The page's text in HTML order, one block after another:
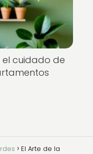
cuidado de
El Arte de la